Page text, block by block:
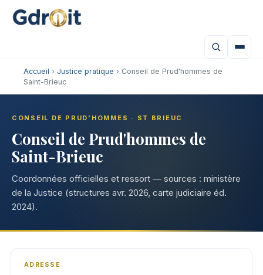
Accueil › Justice pratique › Conseil de Prud'hommes de
Saint-Brieuc
CONSEIL DE PRUD'HOMMES · ST BRIEUC
Conseil de Prud'hommes de
Saint-Brieuc
Coordonnées officielles et ressort — sources : ministère
de la Justice (structures avr. 2026, carte judiciaire éd.
2024).
ADRESSE